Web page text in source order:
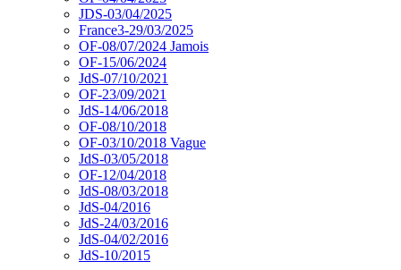
JDS-03/04/2025
France3-29/03/2025
OF-08/07/2024 Jamois
OF-15/06/2024
JdS-07/10/2021
OF-23/09/2021
JdS-14/06/2018
OF-08/10/2018
OF-03/10/2018 Vague
JdS-03/05/2018
OF-12/04/2018
JdS-08/03/2018
JdS-04/2016
JdS-24/03/2016
JdS-04/02/2016
JdS-10/2015